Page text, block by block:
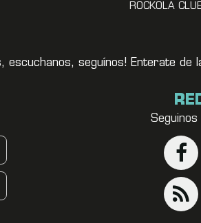
ROCKOLA
escuchanos, seguínos! Enterate de